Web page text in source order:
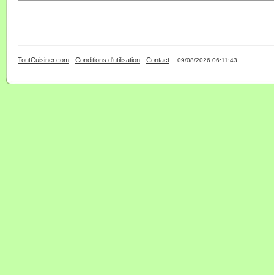
ToutCuisiner.com - Conditions d'utilisation - Contact - 09/08/2026 06:11:43